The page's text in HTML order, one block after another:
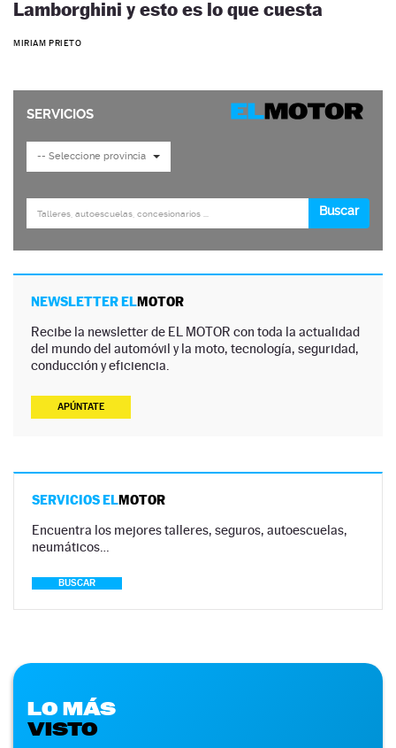
Lamborghini y esto es lo que cuesta
MIRIAM PRIETO
NEWSLETTER ELMOTOR
Recibe la newsletter de EL MOTOR con toda la actualidad
del mundo del automóvil y la moto, tecnología, seguridad,
conducción y eficiencia.
APÚNTATE
SERVICIOS ELMOTOR
Encuentra los mejores talleres, seguros, autoescuelas,
neumáticos…
BUSCAR
LO MÁS
VISTO